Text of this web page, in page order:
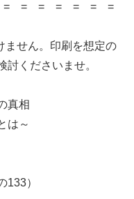
= = = = = =
ません。印刷を想定の
討くださいませ。
真相
は～
）